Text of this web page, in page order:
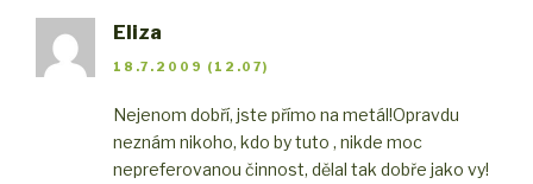
Eliza
18.7.2009 (12.07)
Nejenom dobří, jste přímo na metál!Opravdu
neznám nikoho, kdo by tuto , nikde moc
nepreferovanou činnost, dělal tak dobře jako vy!